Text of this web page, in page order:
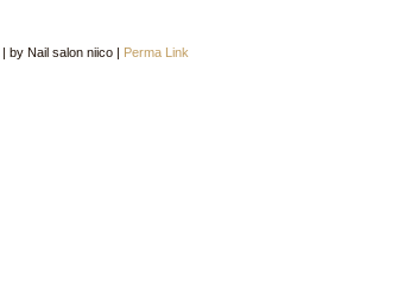
| by Nail salon niico | Perma Link